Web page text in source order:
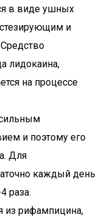
в виде ушных
и
лидокаина,
на процессе
и поэтому его
Для
каждый день
раза.
из рифампицина,